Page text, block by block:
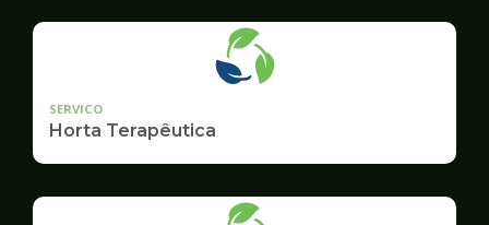
SERVICO
Horta Terapêutica